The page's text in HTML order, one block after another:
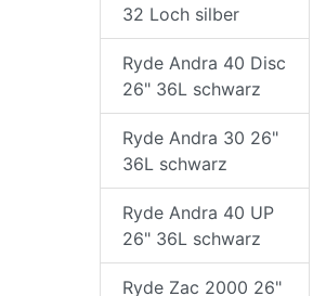
32 Loch silber
Ryde Andra 40 Disc
26" 36L schwarz
Ryde Andra 30 26"
36L schwarz
Ryde Andra 40 UP
26" 36L schwarz
Ryde Zac 2000 26"